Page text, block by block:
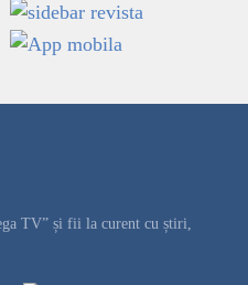
TV” și fii la curent cu știri,